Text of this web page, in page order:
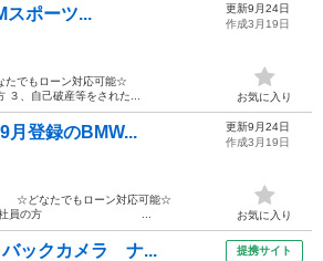
スポーツ...
もローン対応可能☆
３、自己破産等をされた...
更新9月24日
作成3月19日
お気に入り
月登録のBMW...
もローン対応可能☆
方や派遣社員の方 ...
更新9月24日
作成3月19日
お気に入り
ックカメラ ナ... 提携サイト